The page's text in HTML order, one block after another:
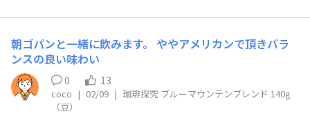
朝ゴパンと一緒に飲みます。 ややアメリカンで頂きバラ
ンスの良い味わい
0 13
coco | 02/09 | 珈琲探究 ブルーマウンテンブレンド 140g
（豆）